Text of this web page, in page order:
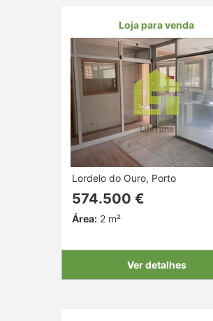
Loja para venda
Lordelo do Ouro, Porto
574.500 €
Área:2 m²
Ver detalhes